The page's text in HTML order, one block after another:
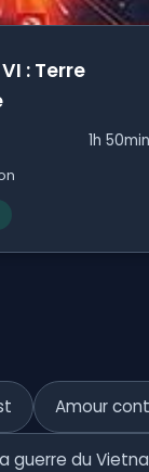
: Terre
1h 50min
Amour
guerre du